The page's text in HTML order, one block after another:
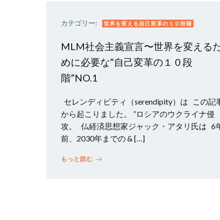
カテゴリー: 世界を変える自己変革の１０段階
MLM社会主義宣言〜世界を変える
めに必要な”自己変革の１０段
階”NO.1
セレンディピティ（serendipity）は この記
から起こりました。 ”ロシアのウクライナ侵
攻。 仏経済思想家ジャック・アタリ氏は 6
前、2030年までの & […]
もっと読む